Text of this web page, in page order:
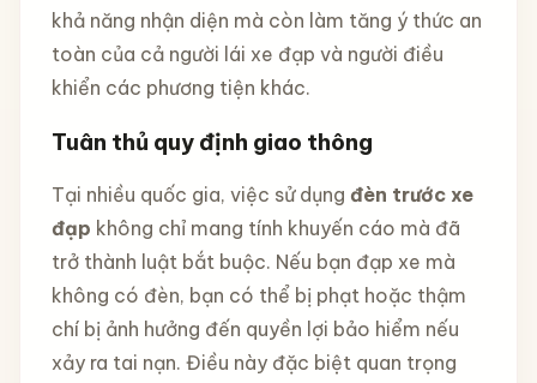
khả năng nhận diện mà còn làm tăng ý thức an
toàn của cả người lái xe đạp và người điều
khiển các phương tiện khác.
Tuân thủ quy định giao thông
Tại nhiều quốc gia, việc sử dụng đèn trước xe
đạp không chỉ mang tính khuyến cáo mà đã
trở thành luật bắt buộc. Nếu bạn đạp xe mà
không có đèn, bạn có thể bị phạt hoặc thậm
chí bị ảnh hưởng đến quyền lợi bảo hiểm nếu
xảy ra tai nạn. Điều này đặc biệt quan trọng